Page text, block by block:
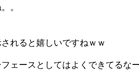
。
れると嬉しいですねｗｗ
ェースとしてはよくできてる